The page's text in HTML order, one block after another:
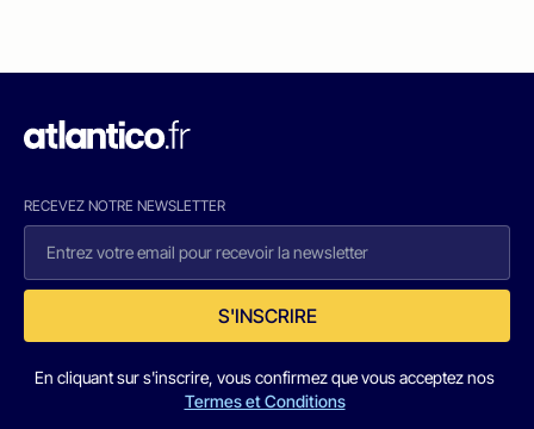
RECEVEZ NOTRE NEWSLETTER
S'INSCRIRE
En cliquant sur s'inscrire, vous confirmez que vous acceptez nos
Termes et Conditions